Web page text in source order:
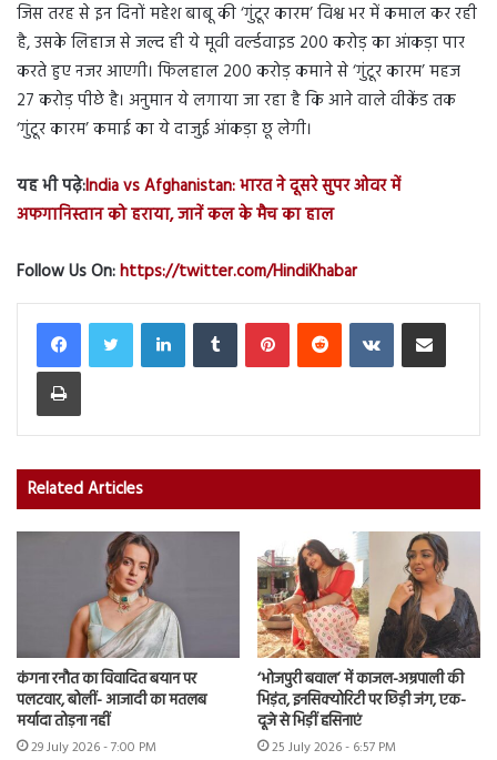
जिस तरह से इन दिनों महेश बाबू की ‘गुंटूर कारम’ विश्व भर में कमाल कर रही
है, उसके लिहाज से जल्द ही ये मूवी वर्ल्डवाइड 200 करोड़ का आंकड़ा पार
करते हुए नजर आएगी। फिलहाल 200 करोड़ कमाने से ‘गुंटूर कारम’ महज
27 करोड़ पीछे है। अनुमान ये लगाया जा रहा है कि आने वाले वीकेंड तक
‘गुंटूर कारम’ कमाई का ये दाजुई आंकड़ा छू लेगी।
यह भी पढ़े:India vs Afghanistan: भारत ने दूसरे सुपर ओवर में
अफगानिस्तान को हराया, जानें कल के मैच का हाल
Follow Us On:https://twitter.com/HindiKhabar
LinkedInTumblr PinterestReddit VKontakteShare via Email
Print
Related Articles
कंगना रनौत का विवादित बयान पर
पलटवार, बोलीं- आजादी का मतलब
मर्यादा तोड़ना नहीं
29 July 2026 - 7:00 PM
‘भोजपुरी बवाल’ में काजल-अम्रपाली की
भिड़ंत, इनसिक्योरिटी पर छिड़ी जंग, एक-
दूजे से भिड़ीं हसिनाएं
25 July 2026 - 6:57 PM